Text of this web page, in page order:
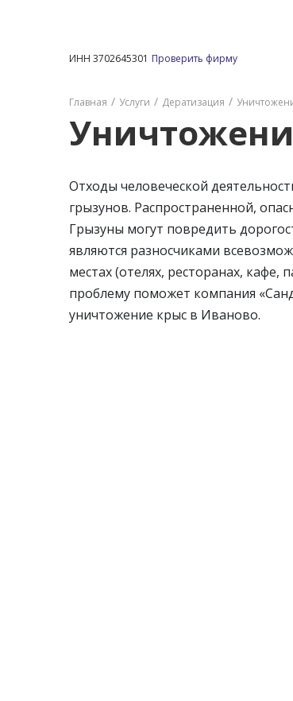
ИНН 3702645301 Проверить фирму
Главная Услуги Дератизация
Отходы человеческой
грызунов. Распространенной,
Грызуны могут повредить
являются разносчиками
местах (отелях, ресторанах, кафе,
проблему поможет компания
уничтожение крыс в Иваново.